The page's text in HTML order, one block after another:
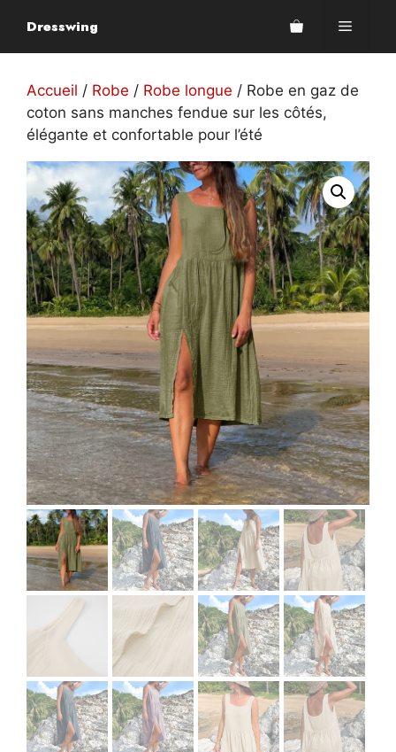
contenu
Dresswing Menu
Accueil / Robe / Robe longue / Robe en gaz de
coton sans manches fendue sur les côtés,
élégante et confortable pour l’été